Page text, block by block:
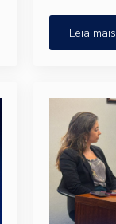
Leia mais